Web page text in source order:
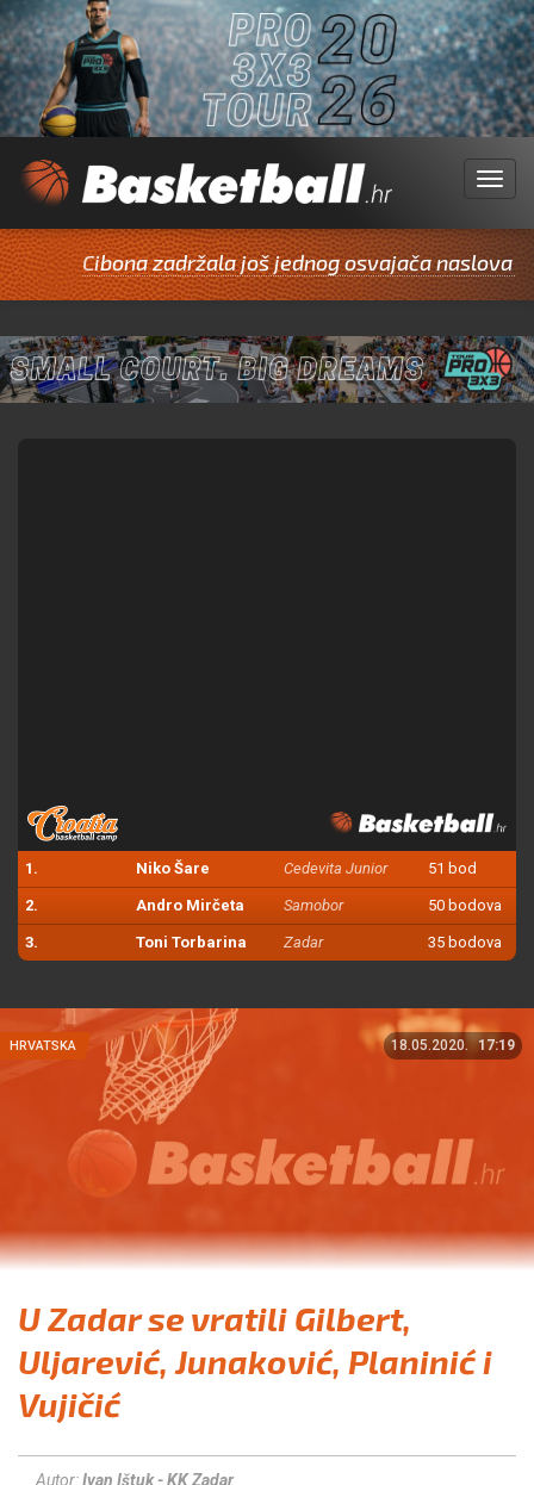
Menu
Cibona zadržala još jednog osvajača naslova
1. Niko Šare Cedevita Junior 51 bod
2. Andro Mirčeta Samobor 50 bodova
3. Toni Torbarina Zadar 35 bodova
HRVATSKA 18.05.2020. 17:19
U Zadar se vratili Gilbert,
Uljarević, Junaković, Planinić i
Vujičić
Autor:Ivan Ištuk - KK Zadar